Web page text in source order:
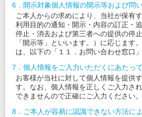
6．開示対象個人情報の開示等および問
ご本人からの求めにより、当社が保有
利用目的の通知・開示・内容の訂正・
停止・消去および第三者への提供の停
「開示等」といいます。）に応じます
は、以下の「１１．お問い合わせ窓口
7．個人情報をご入力いただくにあたっ
お客様が当社に対して個人情報を提供
す。なお、個人情報を正しくご入力さ
できませんので正確にご入力ください。
8．ご本人が容易に認識できない方法に